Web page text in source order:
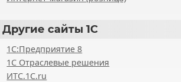
Другие сайты 1С
1С:Предприятие 8
1С Отраслевые решения
ИТС.1C.ru